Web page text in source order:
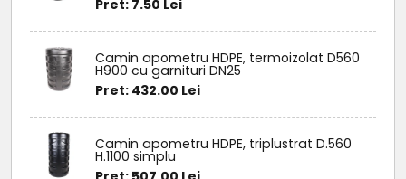
Pret: 7.50 Lei
Camin apometru HDPE, termoizolat D560
H900 cu garnituri DN25
Pret: 432.00 Lei
Camin apometru HDPE, triplustrat D.560
H.1100 simplu